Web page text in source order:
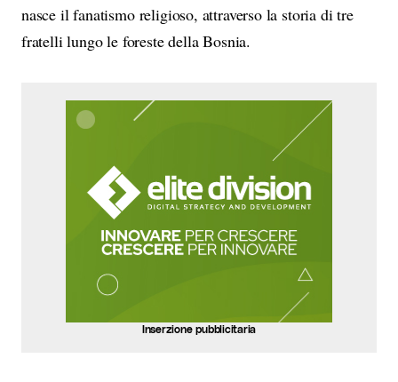
nasce il fanatismo religioso, attraverso la storia di tre
fratelli lungo le foreste della Bosnia.
Inserzione pubblicitaria